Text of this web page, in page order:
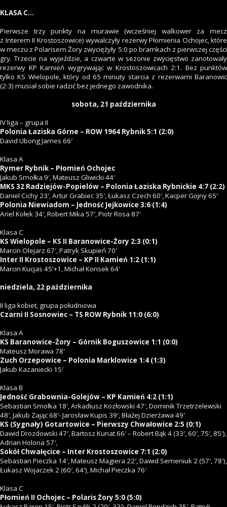
KLASA C…
Pierwsze trzy punkty na murawie (wcześniej walkower za mecz
z Interem II Krostoszowice) wywalczyły rezerwy Płomienia Ochojec, które
w meczu z Polarisem Żory zwyciężyły 5:0 po bramkach z pierwszej części
gry. Trzecie na wyjeździe, a czwarte w sezonie zwycięstwo zanotowały
rezerwy KP Kamień wygrywając w Krostoszowicach 2:1. Bez punktów
tylko KS Wielopole, który od 65 minuty starcia z rezerwami Baranowic
(2:3) musiał sobie radzić bez jednego zawodnika.
sobota, 21 października
IV liga – grupa II
Polonia Łaziska Górne – ROW 1964 Rybnik 5:1 (2:0)
David Ubong James 66′
Klasa A
Rymer Rybnik – Płomień Ochojec
Jakub Smołka 9′, Mateusz Gliwicki 44′
MKS 32 Radziejów-Popielów – Polonia Łaziska Rybnickie 4:7 (2:2)
Daniel Cichy 23′, Artur Grabiec 35′, Łukasz Czech 60′, Kacper Gojny 65′
Polonia Niewiadom – Jedność Jejkowice 3:6 (1:4)
Ariel Kołek 34′, Robert Mika 57′, Piotr Rosa 87′
Klasa C
KS Wielopole – KS II Baranowice-Żory 2:3 (0:1)
Marcin Olejarz 67′, Patryk Skupień 70′
Inter II Krostoszowice – KP II Kamień 1:2 (1:1)
Marcin Kucjas 45’+1, Michał Konsek 64′
niedziela, 22 października
II liga kobiet, grupa południowa
Czarni II Sosnowiec – TS ROW Rybnik 11:0 (6:0)
Klasa A
KS Baranowice-Żory – Górnik Boguszowice 1:1 (0:0)
Mateusz Morawa 78′
Zuch Orzepowice – Polonia Marklowice 1:4 (1:3)
Jakub Kazaniecki 15′
Klasa B
Jedność Grabownia-Golejów – KP Kamień 4:2 (1:1)
Sebastian Smołka 18′, Arkadiusz Kozłowski 47′, Dominik Trzetrzelewski
48′, Jakub Zając 68′- Jarosław Kupis 39′, Błażej Dzierżawa 49′
KS (Sygnały) Gotartowice – Pierwszy Chwałowice 2:5 (0:1)
Dawid Drozdowski 47′, Bartosz Kunat 66′ – Robert Bąk 4 (33′, 60′, 75′, 85′),
Adrian Holona 57′,
Sokół Chwałęcice – Inter Krostoszowice 7:1 (2:0)
Sebastian Pieczka 14′, Mateusz Magiera 22′, Dawid Semeniuk 2 (57′, 78′),
Łukasz Wojaczek 2 (60′, 64′), Michał Pieczka 76′
Klasa C
Płomień II Ochojec – Polaris Żory 5:0 (5:0)